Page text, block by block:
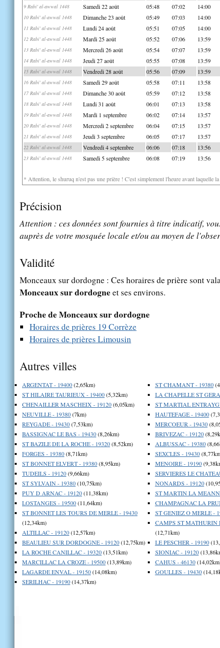
9 Rabi' al-awwal 1448 Samedi 22 août 05:48 07:02 14:00
10 Rabi' al-awwal 1448 Dimanche 23 août 05:49 07:03 14:00
11 Rabi' al-awwal 1448 Lundi 24 août 05:51 07:05 14:00
12 Rabi' al-awwal 1448 Mardi 25 août 05:52 07:06 13:59
13 Rabi' al-awwal 1448 Mercredi 26 août 05:54 07:07 13:59
14 Rabi' al-awwal 1448 Jeudi 27 août 05:55 07:08 13:59
15 Rabi' al-awwal 1448 Vendredi 28 août 05:56 07:09 13:59
16 Rabi' al-awwal 1448 Samedi 29 août 05:58 07:11 13:58
17 Rabi' al-awwal 1448 Dimanche 30 août 05:59 07:12 13:58
18 Rabi' al-awwal 1448 Lundi 31 août 06:01 07:13 13:58
19 Rabi' al-awwal 1448 Mardi 1 septembre 06:02 07:14 13:57
20 Rabi' al-awwal 1448 Mercredi 2 septembre 06:04 07:15 13:57
21 Rabi' al-awwal 1448 Jeudi 3 septembre 06:05 07:17 13:57
22 Rabi' al-awwal 1448 Vendredi 4 septembre 06:06 07:18 13:56
23 Rabi' al-awwal 1448 Samedi 5 septembre 06:08 07:19 13:56
* Attention, le shuruq n'est pas une prière ! C'est simplement l'heure avant laquelle
Précision
Attention : ces données sont fournies à titre indicatif,
auprès de votre mosquée locale et/ou au moyen de
Validité
Monceaux sur dordogne : Ces horaires de prière sont
Monceaux sur dordogneet ses environs.
Proche de Monceaux sur dordogne
Horaires de prières 19 Corrèze
Horaires de prières Limousin
Autres villes
ARGENTAT - 19400(2,65km)
ST HILAIRE TAURIEUX - 19400(5,32km)
CHENAILLER MASCHEIX - 19120(6,05km)
NEUVILLE - 19380(7km)
REYGADE - 19430(7,53km)
BASSIGNAC LE BAS - 19430(8,26km)
ST BAZILE DE LA ROCHE - 19320(8,52km)
FORGES - 19380(8,71km)
ST BONNET ELVERT - 19380(8,95km)
TUDEILS - 19120(9,66km)
ST SYLVAIN - 19380(10,75km)
PUY D ARNAC - 19120(11,38km)
LOSTANGES - 19500(11,64km)
ST BONNET LES TOURS DE MERLE - 19430
(12,34km)
ALTILLAC - 19120(12,57km)
BEAULIEU SUR DORDOGNE - 19120(12,75km)
LA ROCHE CANILLAC - 19320(13,51km)
MARCILLAC LA CROZE - 19500(13,89km)
LAGARDE ENVAL - 19150(14,08km)
SERILHAC - 19190(14,37km)
ST CHAMANT - 19380
LA CHAPELLE ST
ST MARTIAL
HAUTEFAGE - 19400
MERCOEUR - 19430
BRIVEZAC - 19120
ALBUSSAC - 19380
SEXCLES - 19430
MENOIRE - 19190
SERVIERES LE
NONARDS - 19120
ST MARTIN LA
CHAMPAGNAC LA
ST GENIEZ O MERLE -
CAMPS ST MATHURIN
(12,71km)
LE PESCHER - 19190
SIONIAC - 19120
CAHUS - 46130
GOULLES - 19430